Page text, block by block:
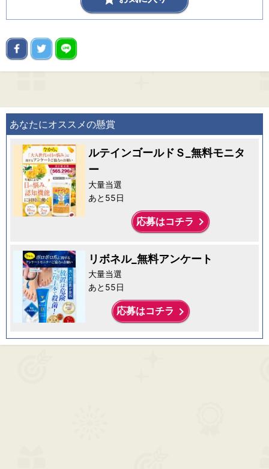
あなたにオススメの懸賞
ルテインゴールドＳ_無料モニタ
ー
大量当選
あと55日
応募はコチラ keyboard_arrow_right
リボネル_無料アンケート
大量当選
あと55日
応募はコチラ keyboard_arrow_right